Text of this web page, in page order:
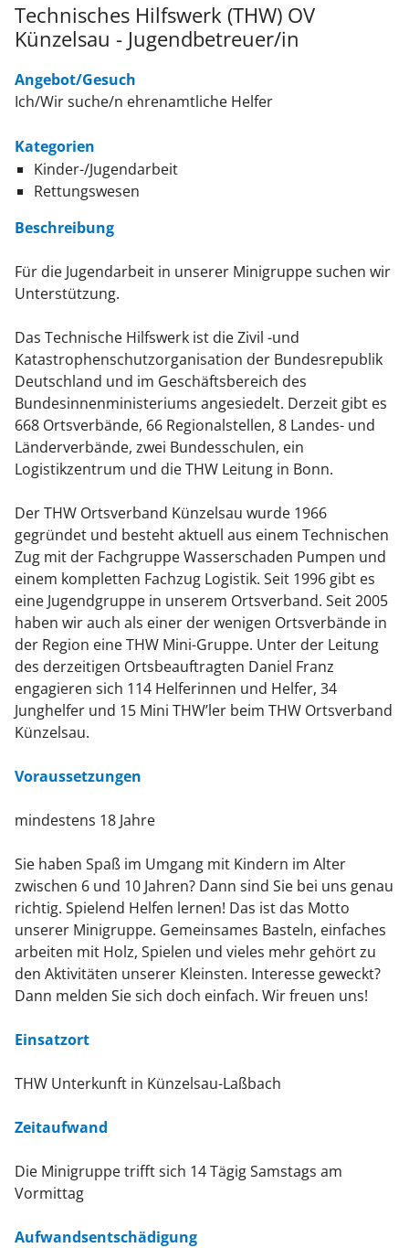
Technisches Hilfswerk (THW) OV
Künzelsau - Jugendbetreuer/in
Angebot/Gesuch
Ich/Wir suche/n ehrenamtliche Helfer
Kategorien
Kinder-/Jugendarbeit
Rettungswesen
Beschreibung
Für die Jugendarbeit in unserer Minigruppe suchen wir
Unterstützung.
Das Technische Hilfswerk ist die Zivil -und
Katastrophenschutzorganisation der Bundesrepublik
Deutschland und im Geschäftsbereich des
Bundesinnenministeriums angesiedelt. Derzeit gibt es
668 Ortsverbände, 66 Regionalstellen, 8 Landes- und
Länderverbände, zwei Bundesschulen, ein
Logistikzentrum und die THW Leitung in Bonn.
Der THW Ortsverband Künzelsau wurde 1966
gegründet und besteht aktuell aus einem Technischen
Zug mit der Fachgruppe Wasserschaden Pumpen und
einem kompletten Fachzug Logistik. Seit 1996 gibt es
eine Jugendgruppe in unserem Ortsverband. Seit 2005
haben wir auch als einer der wenigen Ortsverbände in
der Region eine THW Mini-Gruppe. Unter der Leitung
des derzeitigen Ortsbeauftragten Daniel Franz
engagieren sich 114 Helferinnen und Helfer, 34
Junghelfer und 15 Mini THW’ler beim THW Ortsverband
Künzelsau.
Voraussetzungen
mindestens 18 Jahre
Sie haben Spaß im Umgang mit Kindern im Alter
zwischen 6 und 10 Jahren? Dann sind Sie bei uns genau
richtig. Spielend Helfen lernen! Das ist das Motto
unserer Minigruppe. Gemeinsames Basteln, einfaches
arbeiten mit Holz, Spielen und vieles mehr gehört zu
den Aktivitäten unserer Kleinsten. Interesse geweckt?
Dann melden Sie sich doch einfach. Wir freuen uns!
Einsatzort
THW Unterkunft in Künzelsau-Laßbach
Zeitaufwand
Die Minigruppe trifft sich 14 Tägig Samstags am
Vormittag
Aufwandsentschädigung